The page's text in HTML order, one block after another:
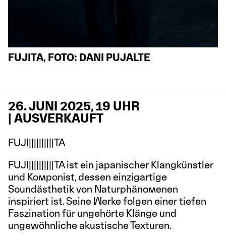
FUJITA, FOTO: DANI PUJALTE
26. JUNI 2025, 19 UHR
| AUSVERKAUFT
FUJI||||||||||TA
FUJI||||||||||TA ist ein japanischer Klangkünstler
und Komponist, dessen einzigartige
Soundästhetik von Naturphänomenen
inspiriert ist. Seine Werke folgen einer tiefen
Faszination für ungehörte Klänge und
ungewöhnliche akustische Texturen.